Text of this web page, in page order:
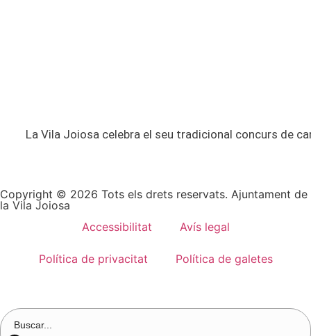
La Vila Joiosa celebra el seu tradicional concurs de
Copyright © 2026 Tots els drets reservats. Ajuntament de
la Vila Joiosa
Accessibilitat
Avís legal
Política de privacitat Política de galetes